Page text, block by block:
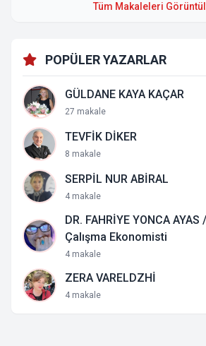
Tüm Makaleleri
POPÜLER YAZARLAR
GÜLDANE KAYA KAÇAR
27 makale
TEVFİK DİKER
8 makale
SERPİL NUR ABİRAL
4 makale
DR. FAHRİYE YONCA
Çalışma Ekonomisti
4 makale
ZERA VARELDZHİ
4 makale